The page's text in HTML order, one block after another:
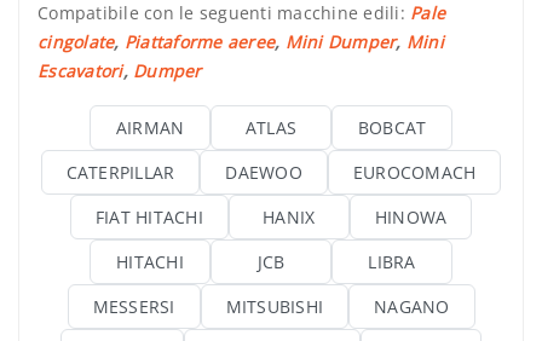
Compatibile con le seguenti macchine edili: Pale
cingolate, Piattaforme aeree, Mini Dumper, Mini
Escavatori, Dumper
AIRMAN ATLAS
BOBCAT
CATERPILLAR
DAEWOO
EUROCOMACH
FIAT HITACHI
HANIX
HINOWA
HITACHI
JCB
LIBRA
MESSERSI
MITSUBISHI
NAGANO